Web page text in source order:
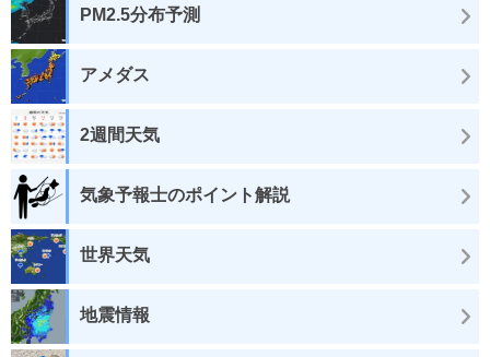
PM2.5分布予測
アメダス
2週間天気
気象予報士のポイント解説
世界天気
地震情報